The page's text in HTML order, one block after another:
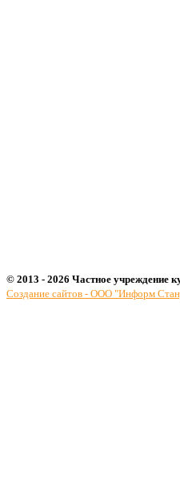
© 2013 - 2026 Частное учреждение
Создание сайтов - ООО "Информ